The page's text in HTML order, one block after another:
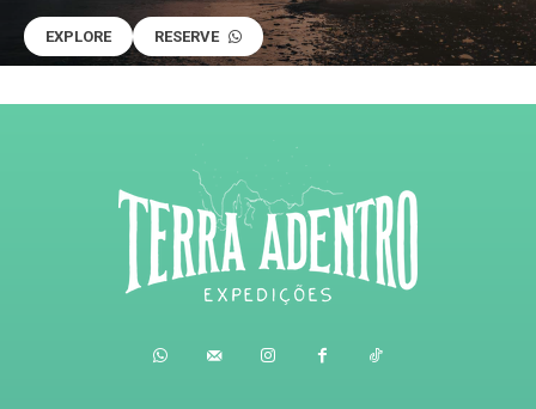
EXPLORE RESERVE